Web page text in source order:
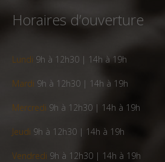
Horaires d’ouverture
Lundi 9h à 12h30 | 14h à 19h
Mardi 9h à 12h30 | 14h à 19h
Mercredi 9h à 12h30 | 14h à 19h
Jeudi 9h à 12h30 | 14h à 19h
Vendredi 9h à 12h30 | 14h à 19h